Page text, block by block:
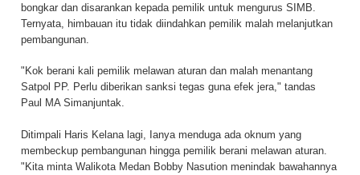
bongkar dan disarankan kepada pemilik untuk mengurus SIMB.
Ternyata, himbauan itu tidak diindahkan pemilik malah melanjutkan
pembangunan.
"Kok berani kali pemilik melawan aturan dan malah menantang
Satpol PP. Perlu diberikan sanksi tegas guna efek jera," tandas
Paul MA Simanjuntak.
Ditimpali Haris Kelana lagi, Ianya menduga ada oknum yang
membeckup pembangunan hingga pemilik berani melawan aturan.
"Kita minta Walikota Medan Bobby Nasution menindak bawahannya